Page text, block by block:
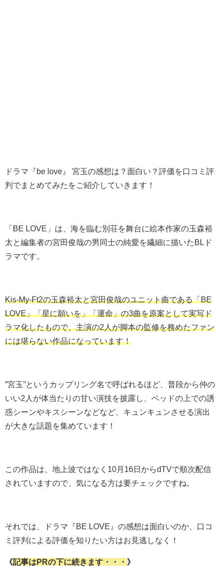
ドラマ『be love』 宮玉の感想は？面白い？評価を口コミ評
判でまとめてみたをご紹介していきます！
「BE LOVE」は、海を臨む別荘を舞台に絵本作家の玉森裕
太と編集者の宮田俊哉の男同士の純愛を繊細に描いたBLド
ラマです。
Kis-My-Ft2の玉森裕太と宮田俊哉のユニット曲である「BE
LOVE」「星に願いを」「運命」の3曲を原案として実写ド
ラマ化したもので、主演の2人が脚本の監修を務めたファン
には堪らない作品になっています！
”宮玉”というカップリング名で呼ばれるほど、普段から仲の
いい2人が体当たりの甘い演技を披露し、ベッドの上での誘
惑シーンやキスシーンなどなど、キュンキュンさせる演出
が大きな話題を集めています！
この作品は、地上波ではなく10月16日からdTVで順次配信
されていますので、気になる方は要チェックですね。
それでは、ドラマ『BE LOVE』の感想は面白いのか、口コ
ミ評判による評価を知りたい方はお見逃しなく！
《記事はPRの下に続きます・・・ 》